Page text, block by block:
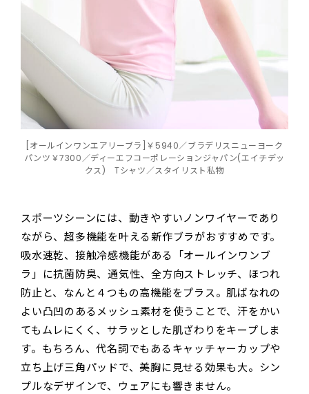
[オールインワンエアリーブラ]￥5940／ブラデリスニューヨーク
パンツ￥7300／ディーエフコーポレーションジャパン(エイチデッ
クス) Tシャツ／スタイリスト私物
スポーツシーンには、動きやすいノンワイヤーであり
ながら、超多機能を叶える新作ブラがおすすめです。
吸水速乾、接触冷感機能がある「オールインワンブ
ラ」に抗菌防臭、通気性、全方向ストレッチ、ほつれ
防止と、なんと４つもの高機能をプラス。肌ばなれの
よい凸凹のあるメッシュ素材を使うことで、汗をかい
てもムレにくく、サラッとした肌ざわりをキープしま
す。もちろん、代名詞でもあるキャッチャーカップや
立ち上げ三角パッドで、美胸に見せる効果も大。シン
プルなデザインで、ウェアにも響きません。